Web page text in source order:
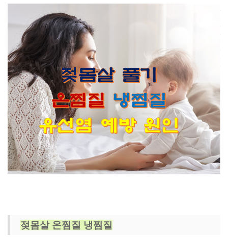
젖몸살 온찜질 냉찜질